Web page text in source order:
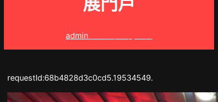
admin
requestId:68b4828d3c0cd5.19534549.